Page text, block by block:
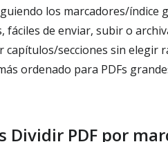
los marcadores/índice
fáciles de enviar, subir o
capítulos/secciones sin elegir
ordenado para PDFs
Dividir PDF por